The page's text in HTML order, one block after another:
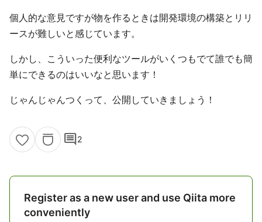
個人的な意見ですが物を作るときは開発環境の構築とリリ
ースが難しいと感じています。
しかし、こういった便利なツールがいくつもでて誰でも簡
単にできるのはいいなと思います！
じゃんじゃんつくって、公開していきましょう！
comment2
Register as a new user and use Qiita more
conveniently